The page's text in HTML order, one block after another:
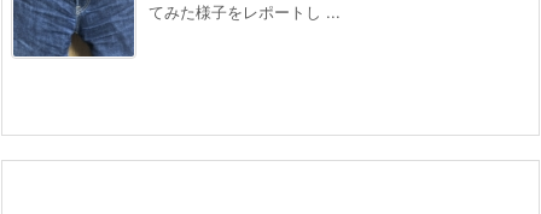
てみた様子をレポートし ...